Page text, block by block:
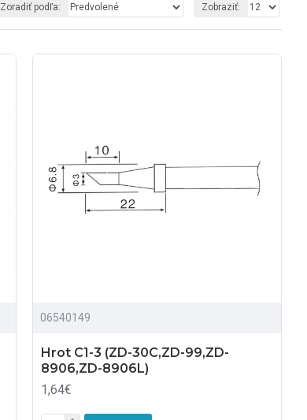
Zoradiť podľa: Zobraziť:
06540149
Hrot C1-3 (ZD-30C,ZD-99,ZD-
8906,ZD-8906L)
1,64€